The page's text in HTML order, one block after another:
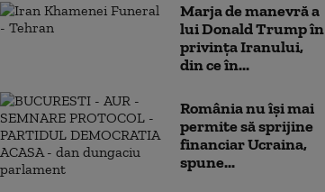
Marja de manevră a
lui Donald Trump în
privința Iranului,
din ce în...
România nu își mai
permite să sprijine
financiar Ucraina,
spune...